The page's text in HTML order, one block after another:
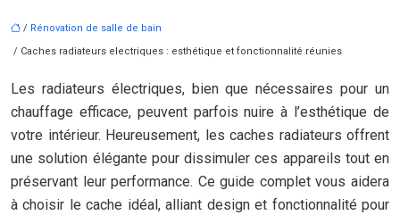
/ Rénovation de salle de bain
/ Caches radiateurs electriques : esthétique et fonctionnalité réunies
Les radiateurs électriques, bien que nécessaires pour un
chauffage efficace, peuvent parfois nuire à l’esthétique de
votre intérieur. Heureusement, les caches radiateurs offrent
une solution élégante pour dissimuler ces appareils tout en
préservant leur performance. Ce guide complet vous aidera
à choisir le cache idéal, alliant design et fonctionnalité pour